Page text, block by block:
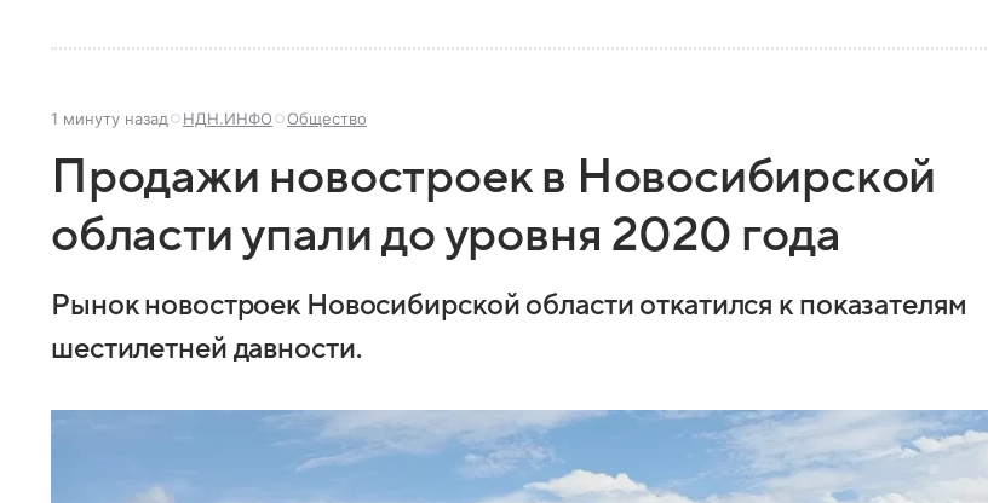
1 минуту назад НДН.ИНФО Общество
Продажи новостроек в Новосибирской
области упали до уровня 2020 года
Рынок новостроек Новосибирской области откатился к показателям
шестилетней давности.